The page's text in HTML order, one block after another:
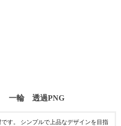
一輪 透過PNG
す。 シンプルで上品なデザインを目指